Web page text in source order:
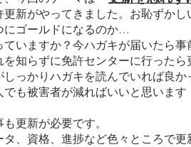
更新がやってきました。お恥ずかし
にゴールドになるのか…
ていますか？今ハガキが届いたら事
を知らずに免許センターに行ったら
しっかりハガキを読んでいれば良
でも被害者が減ればいいと思います
も更新が必要です。
タ、資格、進捗など色々ところで更